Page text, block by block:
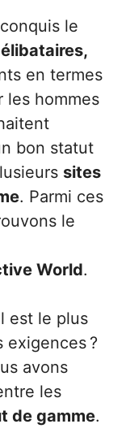
le
en termes
les hommes
bon statut
sites
. Parmi ces
le
World.
est le plus
exigences ?
avons
les
de gamme.